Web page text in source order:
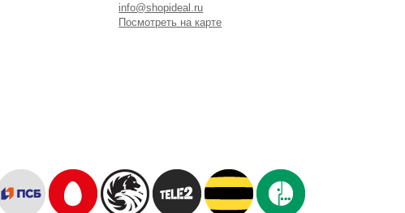
info@shopideal.ru
Посмотреть на карте